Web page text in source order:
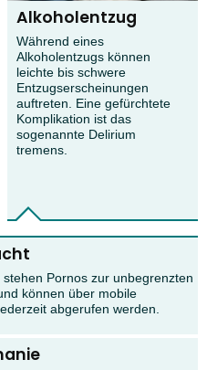
Alkoholentzug
Während eines
Alkoholentzugs können
leichte bis schwere
Entzugserscheinungen
auftreten. Eine gefürchtete
Komplikation ist das
sogenannte Delirium
tremens.
stehen Pornos zur unbegrenzten
können über mobile
abgerufen werden.